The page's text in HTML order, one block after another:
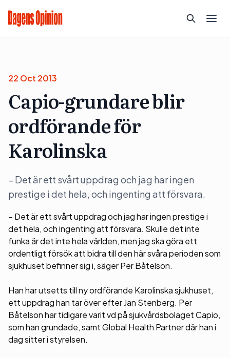
22 Oct 2013
Capio-grundare blir
ordförande för
Karolinska
– Det är ett svårt uppdrag och jag har ingen
prestige i det hela, och ingenting att försvara.
– Det är ett svårt uppdrag och jag har ingen prestige i
det hela, och ingenting att försvara. Skulle det inte
funka är det inte hela världen, men jag ska göra ett
ordentligt försök att bidra till den här svåra perioden som
sjukhuset befinner sig i, säger Per Båtelson.
Han har utsetts till ny ordförande Karolinska sjukhuset,
ett uppdrag han tar över efter Jan Stenberg. Per
Båtelson har tidigare varit vd på sjukvårdsbolaget Capio,
som han grundade, samt Global Health Partner där han i
dag sitter i styrelsen.